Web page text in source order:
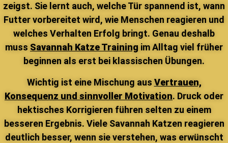
zeigst. Sie lernt auch, welche Tür spannend ist, wann
Futter vorbereitet wird, wie Menschen reagieren und
welches Verhalten Erfolg bringt. Genau deshalb
muss Savannah Katze Training im Alltag viel früher
beginnen als erst bei klassischen Übungen.
Wichtig ist eine Mischung aus Vertrauen,
Konsequenz und sinnvoller Motivation. Druck oder
hektisches Korrigieren führen selten zu einem
besseren Ergebnis. Viele Savannah Katzen reagieren
deutlich besser, wenn sie verstehen, was erwünscht